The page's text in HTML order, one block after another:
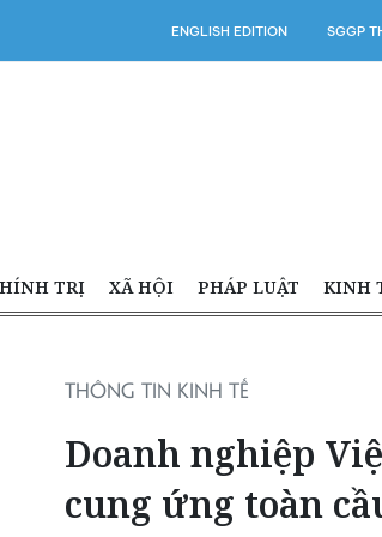
ENGLISH EDITION SGGP
TRỊ XÃ HỘI PHÁP LUẬT KINH
THÔNG TIN KINH TẾ
Doanh nghiệp
cung ứng toàn